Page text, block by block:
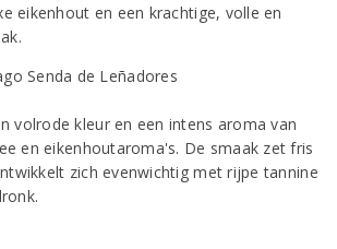
eikenhout en een krachtige, volle en
volrode kleur en een intens aroma van
en eikenhoutaroma's. De smaak zet fris
zich evenwichtig met rijpe tannine